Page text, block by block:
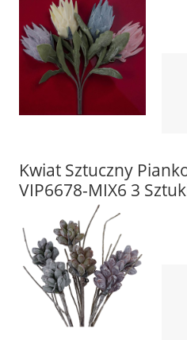
Kwiat Sztuczny
VIP6678-MIX6 3